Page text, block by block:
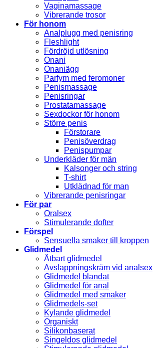
Vaginamassage
Vibrerande trosor
För honom
Analplugg med penisring
Fleshlight
Fördröjd utlösning
Onani
Onaniägg
Parfym med feromoner
Penismassage
Penisringar
Prostatamassage
Sexdockor för honom
Större penis
Förstorare
Penisöverdrag
Penispumpar
Underkläder för män
Kalsonger och string
T-shirt
Utklädnad för man
Vibrerande penisringar
För par
Oralsex
Stimulerande dofter
Förspel
Sensuella smaker till kroppen
Glidmedel
Ätbart glidmedel
Avslappningskräm vid analsex
Glidmedel blandat
Glidmedel för anal
Glidmedel med smaker
Glidmedels-set
Kylande glidmedel
Organiskt
Silikonbaserat
Singeldos glidmedel